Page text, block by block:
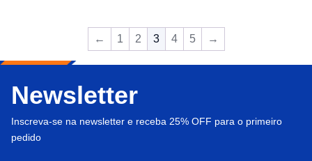
← 1 2 3 4 5 →
Newsletter
Inscreva-se na newsletter e receba 25% OFF para o primeiro
pedido